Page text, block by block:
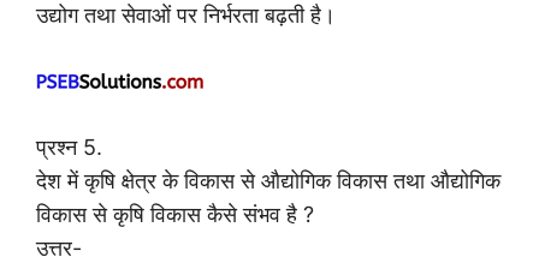
उद्योग तथा सेवाओं पर निर्भरता बढ़ती है।
प्रश्न 5.
देश में कृषि क्षेत्र के विकास से औद्योगिक विकास तथा औद्योगिक
विकास से कृषि विकास कैसे संभव है ?
उत्तर-